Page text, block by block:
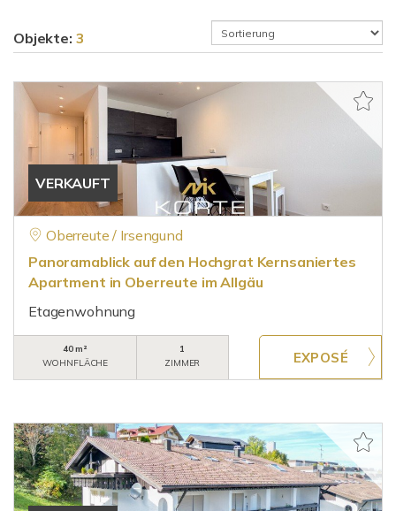
Objekte: 3
VERKAUFT
Oberreute / Irsengund
Panoramablick auf den Hochgrat Kernsaniertes
Apartment in Oberreute im Allgäu
Etagenwohnung
40 m²
WOHNFLÄCHE
1
ZIMMER